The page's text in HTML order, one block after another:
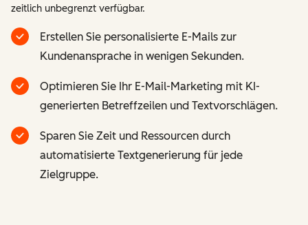
zeitlich unbegrenzt verfügbar.
Erstellen Sie personalisierte E-Mails zur
Kundenansprache in wenigen Sekunden.
Optimieren Sie Ihr E-Mail-Marketing mit KI-
generierten Betreffzeilen und Textvorschlägen.
Sparen Sie Zeit und Ressourcen durch
automatisierte Textgenerierung für jede
Zielgruppe.